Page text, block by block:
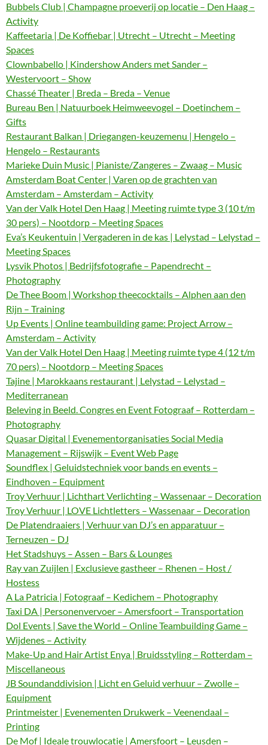
Bubbels Club | Champagne proeverij op locatie – Den Haag –
Activity
Kaffeetaria | De Koffiebar | Utrecht – Utrecht – Meeting
Spaces
Clownbabello | Kindershow Anders met Sander –
Westervoort – Show
Chassé Theater | Breda – Breda – Venue
Bureau Ben | Natuurboek Heimweevogel – Doetinchem –
Gifts
Restaurant Balkan | Driegangen-keuzemenu | Hengelo –
Hengelo – Restaurants
Marieke Duin Music | Pianiste/Zangeres – Zwaag – Music
Amsterdam Boat Center | Varen op de grachten van
Amsterdam – Amsterdam – Activity
Van der Valk Hotel Den Haag | Meeting ruimte type 3 (10 t/m
30 pers) – Nootdorp – Meeting Spaces
Eva’s Keukentuin | Vergaderen in de kas | Lelystad – Lelystad –
Meeting Spaces
Lysvik Photos | Bedrijfsfotografie – Papendrecht –
Photography
De Thee Boom | Workshop theecocktails – Alphen aan den
Rijn – Training
Up Events | Online teambuilding game: Project Arrow –
Amsterdam – Activity
Van der Valk Hotel Den Haag | Meeting ruimte type 4 (12 t/m
70 pers) – Nootdorp – Meeting Spaces
Tajine | Marokkaans restaurant | Lelystad – Lelystad –
Mediterranean
Beleving in Beeld. Congres en Event Fotograaf – Rotterdam –
Photography
Quasar Digital | Evenementorganisaties Social Media
Management – Rijswijk – Event Web Page
Soundflex | Geluidstechniek voor bands en events –
Eindhoven – Equipment
Troy Verhuur | Lichthart Verlichting – Wassenaar – Decoration
Troy Verhuur | LOVE Lichtletters – Wassenaar – Decoration
De Platendraaiers | Verhuur van DJ’s en apparatuur –
Terneuzen – DJ
Het Stadshuys – Assen – Bars & Lounges
Ray van Zuijlen | Exclusieve gastheer – Rhenen – Host /
Hostess
A La Patricia | Fotograaf – Kedichem – Photography
Taxi DA | Personenvervoer – Amersfoort – Transportation
Dol Events | Save the World – Online Teambuilding Game –
Wijdenes – Activity
Make-Up and Hair Artist Enya | Bruidsstyling – Rotterdam –
Miscellaneous
JB Soundanddivision | Licht en Geluid verhuur – Zwolle –
Equipment
Printmeister | Evenementen Drukwerk – Veenendaal –
Printing
De Mof | Ideale trouwlocatie | Amersfoort – Leusden –